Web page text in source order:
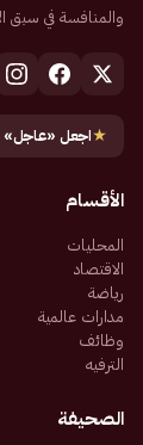
والمنافسة في سبق
★اجعل
الأقسام
المحليات
الاقتصاد
رياضة
مدارات عالمية
وظائف
الترفيه
الصحيفة